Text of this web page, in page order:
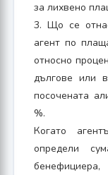
за лихвено
3. Що се
агент по
относно
дългове или
посочената
%.
Когато
определи